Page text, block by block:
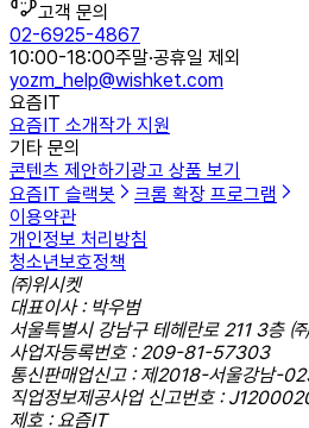
고객 문의
02-6925-4867
10:00-18:00주말·공휴일 제외
yozm_help@wishket.com
요즘IT
요즘IT 소개작가 지원
기타 문의
콘텐츠 제안하기 광고 상품 보기
요즘IT 슬랙봇
크롬 확장 프로그램
이용약관
개인정보 처리방침
청소년보호정책
㈜위시켓
대표이사 : 박우범
서울특별시 강남구 테헤란로 211 3층
사업자등록번호 : 209-81-57303
통신판매업신고 : 제2018-서울강남-
직업정보제공사업 신고번호 :
제호 : 요즘IT